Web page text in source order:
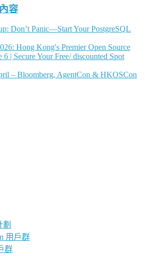
容
Don’t Panic—Start Your PostgreSQL
Hong Kong's Premier Open Source
6 | Secure Your Free/ discounted Spot
– Bloomberg, AgentCon & HKOSCon
劃
用戶群
群